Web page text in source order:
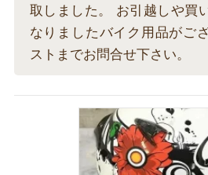
取しました。 お引越しや買
なりましたバイク用品がご
ストまでお問合せ下さい。